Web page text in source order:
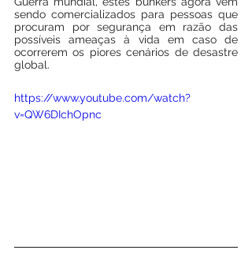
sendo comercializados para pessoas que
procuram por segurança em razão das
possíveis ameaças à vida em caso de
ocorrerem os piores cenários de desastre
global.
https://www.youtube.com/watch?
v=QW6DIchOpnc